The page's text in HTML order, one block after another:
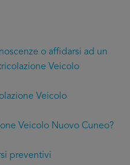
o affidarsi ad un
Veicolo
Veicolo
Veicolo Nuovo Cuneo?
preventivi